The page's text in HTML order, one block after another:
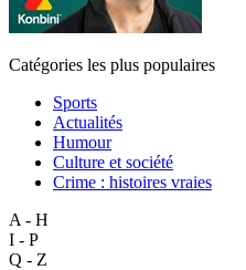
Catégories les plus populaires
Sports
Actualités
Humour
Culture et société
Crime : histoires vraies
A - H
I - P
Q - Z